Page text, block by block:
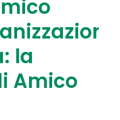
la
Amico